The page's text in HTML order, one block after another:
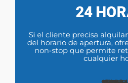
24
Si el cliente precisa
del horario de apertura,
non-stop que permite
cualquier